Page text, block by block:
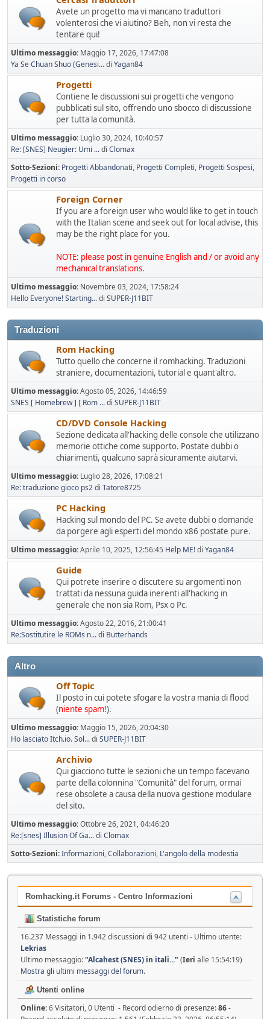
Avete un progetto ma vi mancano traduttori
volenterosi che vi aiutino? Beh, non vi resta che
tentare qui!
Ultimo messaggio: Maggio 17, 2026, 17:47:08
Ya Se Chuan Shuo (Genesi...di Yagan84
Progetti
Contiene le discussioni sui progetti che vengono
pubblicati sul sito, offrendo uno sbocco di discussione
per tutta la comunità.
Ultimo messaggio: Luglio 30, 2024, 10:40:57
Re: [SNES] Neugier: Umi ...di Clomax
Sotto-Sezioni Progetti Abbandonati Progetti Completi Progetti Sospesi
Progetti in corso
Foreign Corner
If you are a foreign user who would like to get in touch
with the Italian scene and seek out for local advise, this
may be the right place for you.
NOTE: please post in genuine English and / or avoid any
mechanical translations.
Ultimo messaggio: Novembre 03, 2024, 17:58:24
Hello Everyone! Starting...di SUPER-J11BIT
Traduzioni
Rom Hacking
Tutto quello che concerne il romhacking. Traduzioni
straniere, documentazioni, tutorial e quant'altro.
Ultimo messaggio:Agosto 05, 2026, 14:46:59
SNES [ Homebrew ] [ Rom ...di SUPER-J11BIT
CD/DVD Console Hacking
Sezione dedicata all'hacking delle console che utilizzano
memorie ottiche come supporto. Postate dubbi o
chiarimenti, qualcuno saprà sicuramente aiutarvi.
Ultimo messaggio: Luglio 28, 2026, 17:08:21
Re: traduzione gioco ps2di Tatore8725
PC Hacking
Hacking sul mondo del PC. Se avete dubbi o domande
da porgere agli esperti del mondo x86 postate pure.
Ultimo messaggio:Aprile 10, 2025, 12:56:45 Help ME!di Yagan84
Guide
Qui potrete inserire o discutere su argomenti non
trattati da nessuna guida inerenti all'hacking in
generale che non sia Rom, Psx o Pc.
Ultimo messaggio:Agosto 22, 2016, 21:00:41
Re:Sostitutire le ROMs n...di Butterhands
Altro
Off Topic
Il posto in cui potete sfogare la vostra mania di flood
(niente spam!).
Ultimo messaggio: Maggio 15, 2026, 20:04:30
Ho lasciato Itch.io. Sol...di SUPER-J11BIT
Archivio
Qui giacciono tutte le sezioni che un tempo facevano
parte della colonnina "Comunità" del forum, ormai
rese obsolete a causa della nuova gestione modulare
del sito.
Ultimo messaggio:Ottobre 26, 2021, 04:46:20
Re:[snes] Illusion Of Ga...di Clomax
Sotto-Sezioni Informazioni Collaborazioni L'angolo della modestia
Romhacking.it Forums - Centro Informazioni
Statistiche forum
16.237 Messaggi in 1.942 discussioni di 942 utenti - Ultimo utente:
Lekrias
Ultimo messaggio:"Alcahest (SNES) in itali..." (Ieri alle 15:54:19)
Mostra gli ultimi messaggi del forum.
Utenti online
Online:6 Visitatori, 0 Utenti - Record odierno di presenze:86-